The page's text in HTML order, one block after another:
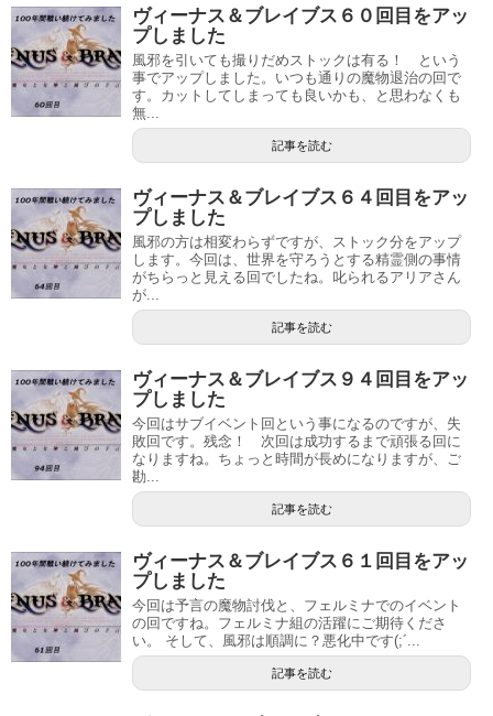
ヴィーナス＆ブレイブス６０回目をアッ
プしました
風邪を引いても撮りだめストックは有る！ という
事でアップしました。いつも通りの魔物退治の回で
す。カットしてしまっても良いかも、と思わなくも
無...
記事を読む
ヴィーナス＆ブレイブス６４回目をアッ
プしました
風邪の方は相変わらずですが、ストック分をアップ
します。今回は、世界を守ろうとする精霊側の事情
がちらっと見える回でしたね。叱られるアリアさん
が...
記事を読む
ヴィーナス＆ブレイブス９４回目をアッ
プしました
今回はサブイベント回という事になるのですが、失
敗回です。残念！ 次回は成功するまで頑張る回に
なりますね。ちょっと時間が長めになりますが、ご
勘...
記事を読む
ヴィーナス＆ブレイブス６１回目をアッ
プしました
今回は予言の魔物討伐と、フェルミナでのイベント
の回ですね。フェルミナ組の活躍にご期待くださ
い。 そして、風邪は順調に？悪化中です(;´...
記事を読む